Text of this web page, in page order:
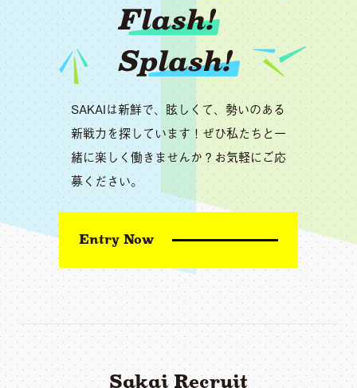
Flash!
Splash!
SAKAIは新鮮で、眩しくて、勢いのある
新戦力を探しています！ぜひ私たちと一
緒に楽しく働きませんか？お気軽にご応
募ください。
Entry Now
Sakai Recruit